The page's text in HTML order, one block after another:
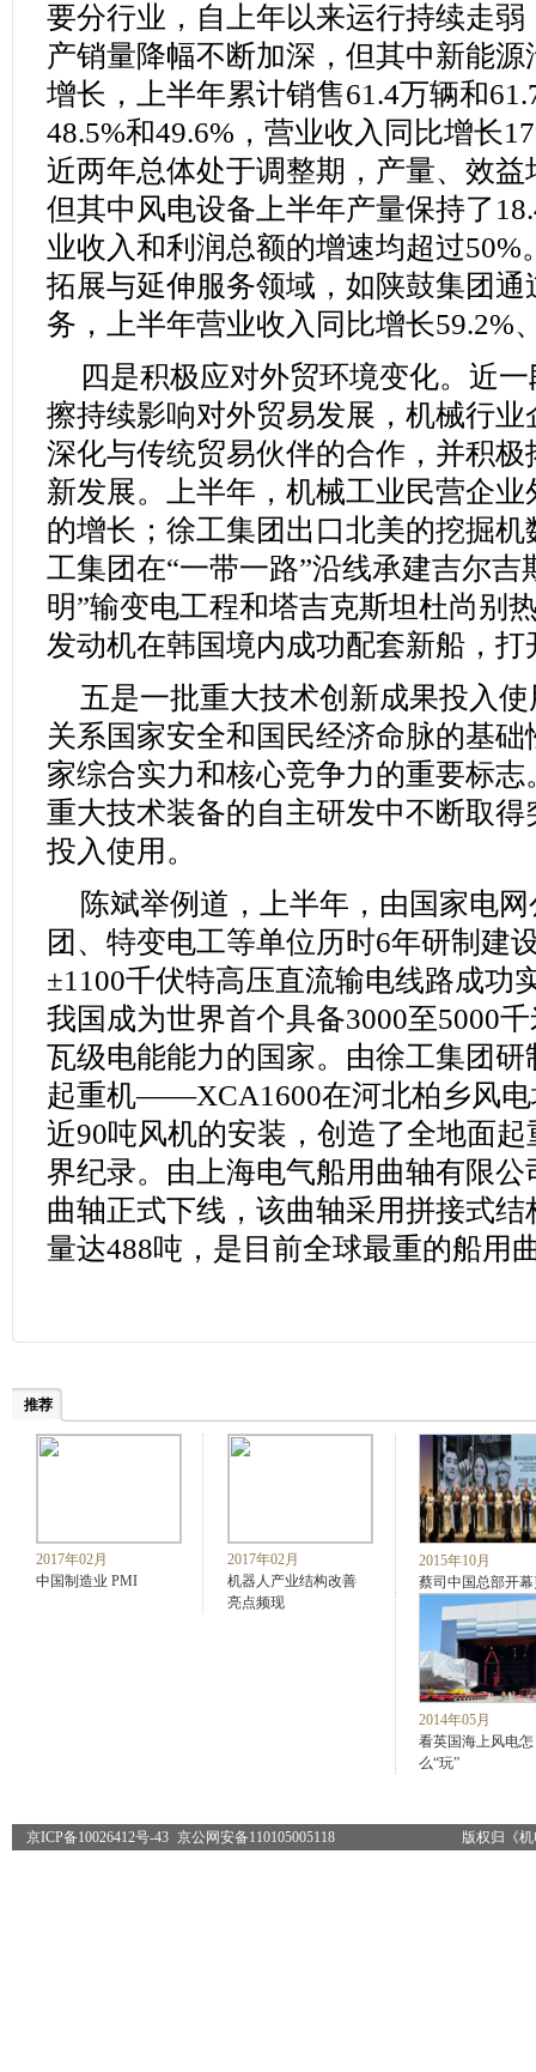
要分行业，自上年以来运行持续走
产销量降幅不断加深，但其中新能
增长，上半年累计销售61.4万辆和
48.5%和49.6%，营业收入同比增长
近两年总体处于调整期，产量、效
但其中风电设备上半年产量保持了
业收入和利润总额的增速均超过
拓展与延伸服务领域，如陕鼓集团
务，上半年营业收入同比增长59.2%
四是积极应对外贸环境变化。近
擦持续影响对外贸易发展，机械行
深化与传统贸易伙伴的合作，并积
新发展。上半年，机械工业民营企业
的增长；徐工集团出口北美的挖掘
工集团在“一带一路”沿线承建吉尔吉
明”输变电工程和塔吉克斯坦杜尚别
发动机在韩国境内成功配套新船，
五是一批重大技术创新成果投入
关系国家安全和国民经济命脉的基
家综合实力和核心竞争力的重要标
重大技术装备的自主研发中不断取
投入使用。
陈斌举例道，上半年，由国家电
团、特变电工等单位历时6年研制建
±1100千伏特高压直流输电线路成功
我国成为世界首个具备3000至5000
瓦级电能能力的国家。由徐工集团研
起重机——XCA1600在河北柏乡风电
近90吨风机的安装，创造了全地面
界纪录。由上海电气船用曲轴有限
曲轴正式下线，该曲轴采用拼接式结
量达488吨，是目前全球最重的船用
推荐
2017年02月
中国制造业 PMI
2017年02月
机器人产业结构改善
亮点频现
2015年10月
蔡司中国总部开
2014年05月
看英国海上风电怎
么“玩”
版权归《
京ICP备10026412号-43 京公网安备110105005118